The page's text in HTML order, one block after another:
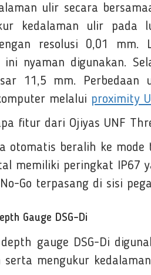
ulir secara
kedalaman ulir pada
resolusi 0,01 mm.
nyaman digunakan.
11,5 mm.
melalui proximity
fitur dari Ojiyas UNF
otomatis beralih ke
memiliki peringkat IP67
Go terpasang di sisi
Gauge DSG-Di
gauge DSG-Di
mengukur